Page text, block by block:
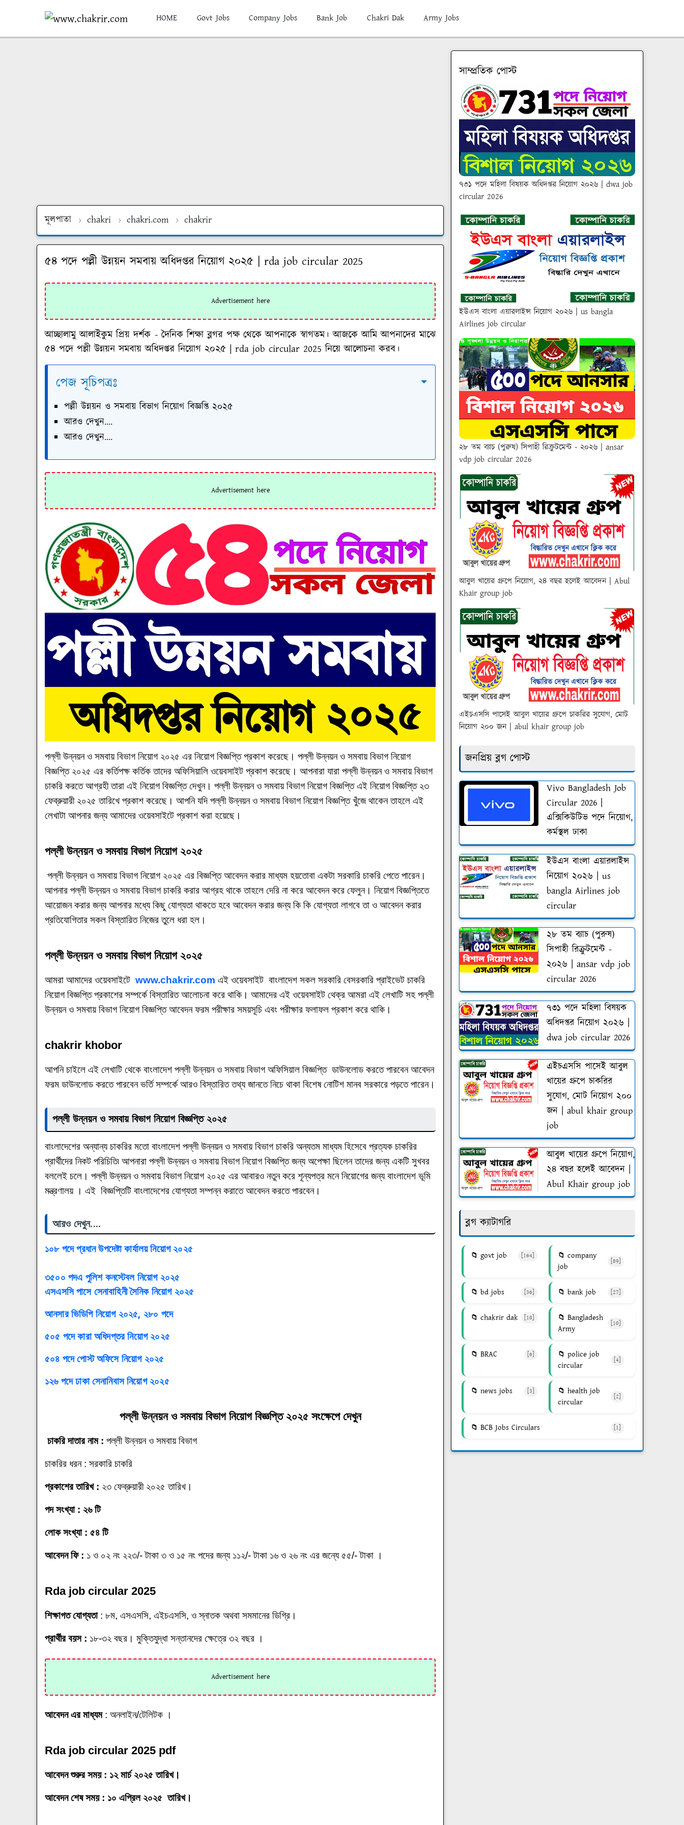
HOME Govt Jobs Company Jobs Bank Job Chakri Dak Army Jobs
মূলপাতা chakri chakri.com chakrir
৫৪ পদে পল্লী উন্নয়ন সমবায় অধিদপ্তর নিয়োগ ২০২৫ | rda job circular 2025
আচ্ছালামু আলাইকুম প্রিয় দর্শক - দৈনিক শিক্ষা ব্লগর পক্ষ থেকে আপনাকে স্বাগতম। আজকে আমি আপনাদের মাঝে
৫৪ পদে পল্লী উন্নয়ন সমবায় অধিদপ্তর নিয়োগ ২০২৫ | rda job circular 2025 নিয়ে আলোচনা করব।
পেজ সূচিপত্রঃ
পল্লী উন্নয়ন ও সমবায় বিভাগ নিয়োগ বিজ্ঞপ্তি ২০২৫
আরও দেখুন....
আরও দেখুন....
পল্লী উন্নয়ন ও সমবায় বিভাগ নিয়োগ ২০২৫ এর নিয়োগ বিজ্ঞপ্তি প্রকাশ করেছে। পল্লী উন্নয়ন ও সমবায় বিভাগ নিয়োগ
বিজ্ঞপ্তি ২০২৫ এর কর্তিপক্ষ কর্তিক তাদের অফিসিয়ালি ওয়েবসাইট প্রকাশ করেছে। আপনারা যারা পল্লী উন্নয়ন ও সমবায় বিভাগ
চাকরি করতে আগ্রহী তারা এই নিয়োগ বিজ্ঞপ্তি দেখুন। পল্লী উন্নয়ন ও সমবায় বিভাগ নিয়োগ বিজ্ঞপ্তি এই নিয়োগ বিজ্ঞপ্তি ২৩
ফেব্রুয়ারী ২০২৫ তারিখে প্রকাশ করেছে। আপনি যদি পল্লী উন্নয়ন ও সমবায় বিভাগ নিয়োগ বিজ্ঞপ্তি খুঁজে থাকেন তাহলে এই
লেখাটা আপনার জন্য আমাদের ওয়েবসাইটে প্রকাশ করা হয়েছে।
পল্লী উন্নয়ন ও সমবায় বিভাগ নিয়োগ ২০২৫
পল্লী উন্নয়ন ও সমবায় বিভাগ নিয়োগ ২০২৫ এর বিজ্ঞপ্তি আবেদন করার মাধ্যম হয়তোবা একটা সরকারি চাকরি পেতে পারেন।
আপনার পল্লী উন্নয়ন ও সমবায় বিভাগ চাকরি করার আগ্রহ থাকে তাহলে দেরি না করে আবেদন করে ফেলুন। নিয়োগ বিজ্ঞপ্তিতে
আয়োজন করার জন্য আপনার মধ্যে কিছু যোগ্যতা থাকতে হবে আবেদন করার জন্য কি কি যোগ্যতা লাগবে তা ও আবেদন করার
প্রতিযোগিতার সকল বিস্তারিত নিজের তুলে ধরা হল।
পল্লী উন্নয়ন ও সমবায় বিভাগ নিয়োগ ২০২৫
আমরা আমাদের ওয়েবসাইটে www.chakrir.com এই ওয়েবসাইট বাংলাদেশ সকল সরকারি বেসরকারি প্রাইভেট চাকরি
নিয়োগ বিজ্ঞপ্তি প্রকাশের সম্পর্কে বিস্তারিত আলোচনা করে থাকি। আমাদের এই ওয়েবসাইট থেক্র আমরা এই লেখাটি সহ পল্লী
উন্নয়ন ও সমবায় বিভাগ নিয়োগ বিজ্ঞপ্তি আবেদন ফরম পরীক্ষার সময়সূচি এবং পরীক্ষার ফলাফল প্রকাশ করে থাকি।
chakrir khobor
আপনি চাইলে এই লেখাটি থেকে বাংলাদেশ পল্লী উন্নয়ন ও সমবায় বিভাগ অফিসিয়াল বিজ্ঞপ্তি ডাউনলোড করতে পারবেন আবেদন
ফরম ডাউনলোড করতে পারবেন ভর্তি সম্পর্কে আরও বিস্তারিত তথ্য জানতে নিচে থাকা বিশেষ নোটিশ মানব সরকারে পড়তে পারেন।
পল্লী উন্নয়ন ও সমবায় বিভাগ নিয়োগ বিজ্ঞপ্তি ২০২৫
বাংলাদেশের অন্যান্য চাকরির মতো বাংলাদেশ পল্লী উন্নয়ন ও সমবায় বিভাগ চাকরি অন্যতম মাধ্যম হিসেবে প্রত্যক চাকরির
প্রার্থীদের নিকট পরিচিতি৷ আপনারা পল্লী উন্নয়ন ও সমবায় বিভাগ নিয়োগ বিজ্ঞপ্তি জন্য অপেক্ষা ছিলেন তাদের জন্য একটি সুখবর
বললেই চলে। পল্লী উন্নয়ন ও সমবায় বিভাগ নিয়োগ ২০২৫ এর আবারও নতুন করে শূন্যপত্র মনে নিয়োগের জন্য বাংলাদেশ ভূমি
মন্ত্রণালয় । এই বিজ্ঞপ্তিটি বাংলাদেশের যোগ্যতা সম্পন্ন করাতে আবেদন করতে পারবেন।
আরও দেখুন....
১০৮ পদে প্রধান উপদেষ্টা কার্যালয় নিয়োগ ২০২৫
৩৫০০ পদএ পুলিশ কনস্টেবল নিয়োগ ২০২৫
এসএসসি পাসে সেনাবাহিনী সৈনিক নিয়োগ ২০২৫
আনসার ভিডিপি নিয়োগ ২০২৫, ২৮০ পদে
৫০৫ পদে কারা অধিদপ্তর নিয়োগ ২০২৫
৫০৪ পদে পোস্ট অফিসে নিয়োগ ২০২৫
১২৬ পদে ঢাকা সেনানিবাস নিয়োগ ২০২৫
পল্লী উন্নয়ন ও সমবায় বিভাগ নিয়োগ বিজ্ঞপ্তি ২০২৫ সংক্ষেপে দেখুন
চাকরি দাতার নাম : পল্লী উন্নয়ন ও সমবায় বিভাগ
চাকরির ধরন : সরকারি চাকরি
প্রকাশের তারিখ : ২৩ ফেব্রুয়ারী ২০২৫ তারিখ।
পদ সংখ্যা : ২৬ টি
লোক সংখ্যা : ৫৪ টি
আবেদন ফি : ১ ও ০২ নং ২২৩/- টাকা ৩ ও ১৫ নং পদের জন্য ১১২/- টাকা ১৬ ও ২৬ নং এর জন্যে ৫৫/- টাকা ।
Rda job circular 2025
শিক্ষাগত যোগ্যতা : ৮ম, এসএসসি, এইচএসসি, ও স্নাতক অথবা সমমানের ডিগ্রি।
প্রার্থীর বয়স : ১৮-৩২ বছর। মুক্তিযুদ্ধা সন্তানদের ক্ষেত্রে ৩২ বছর ।
আবেদন এর মাধ্যম : অনলাইন/টেলিটক ।
Rda job circular 2025 pdf
আবেদন শুরুর সময় : ১২ মার্চ ২০২৫ তারিখ।
আবেদন শেষ সময় : ১০ এপ্রিল ২০২৫ তারিখ।
সাম্প্রতিক পোস্ট
৭৩১ পদে মহিলা বিষয়ক অধিদপ্তর নিয়োগ ২০২৬ | dwa job
circular 2026
ইউএস বাংলা এয়ারলাইন্স নিয়োগ ২০২৬ | us bangla
Airlines job circular
২৮ তম ব্যাচ (পুরুষ) সিপাহী রিক্রুটমেন্ট - ২০২৬ | ansar
vdp job circular 2026
আবুল খায়ের গ্রুপে নিয়োগ, ২৪ বছর হলেই আবেদন | Abul
Khair group job
এইচএসসি পাসেই আবুল খায়ের গ্রুপে চাকরির সুযোগ, মোট
নিয়োগ ২০০ জন | abul khair group job
জনপ্রিয় ব্লগ পোস্ট
Vivo Bangladesh Job
Circular 2026 |
এক্সিকিউটিভ পদে নিয়োগ,
কর্মস্থল ঢাকা
ইউএস বাংলা এয়ারলাইন্স
নিয়োগ ২০২৬ | us
bangla Airlines job
circular
২৮ তম ব্যাচ (পুরুষ)
সিপাহী রিক্রুটমেন্ট -
২০২৬ | ansar vdp job
circular 2026
৭৩১ পদে মহিলা বিষয়ক
অধিদপ্তর নিয়োগ ২০২৬ |
dwa job circular 2026
এইচএসসি পাসেই আবুল
খায়ের গ্রুপে চাকরির
সুযোগ, মোট নিয়োগ ২০০
জন | abul khair group
job
আবুল খায়ের গ্রুপে নিয়োগ,
২৪ বছর হলেই আবেদন |
Abul Khair group job
ব্লগ ক্যাটাগরি
govt job [164]
company
job
[89]
bd jobs [36] bank job [27]
chakrir dak [18]
Bangladesh
Army
[10]
BRAC [6]
police job
circular
[4]
news jobs [3]
health job
circular
[2]
BCB Jobs Circulars [1]